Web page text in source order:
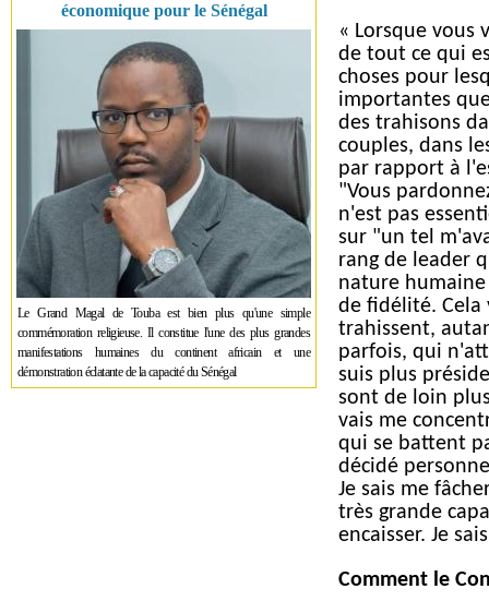
économique pour le Sénégal
Le Grand Magal de Touba est bien plus qu'une simple
commémoration religieuse. Il constitue l'une des plus grandes
manifestations humaines du continent africain et une
démonstration éclatante de la capacité du Sénégal
« Lorsque vous
de tout ce qui
choses pour
importantes
des trahisons
couples, dans
par rapport à
"Vous
n'est pas
sur "un tel
rang de leader
nature
de fidélité. Cela
trahissent,
parfois, qui
suis plus
sont de loin
vais me
qui se battent
décidé
Je sais me
très grande
encaisser. Je
Comment le